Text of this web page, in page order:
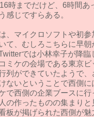
時までだけど、6時間あ
感じですらある。
、マイクロソフトや初参
て、むしろこちらに早
では小林幸子が降臨
ミケの会場である東京ビ
列ができていたようで、
ないということで西側に
で西側の企業ブースに行
の作ったものの集まりと
板が掲げられた西側が魅